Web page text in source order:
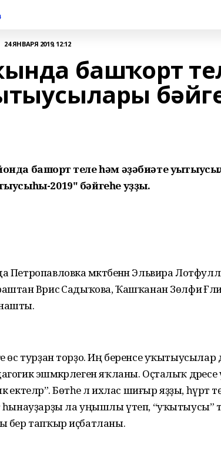
24 ЯНВАРЯ 2019, 12:12
башҡорт
башҡорт теле һәм әҙәбиәте
2019" бәйгеһе уҙҙы.
Петропавловка мәктәбенән Эльвира
Вәрисә Садыҡова, Ҡашҡанан Зөлфиә
өс турҙан торҙо. Иң беренсе уҡытыусылар
эшмәкәрлеген яҡланы. Оҫталыҡ
ектеләр”. Бөтәһе лә ихлас шиғыр яҙҙы,
һынауҙарҙы ла уңышлы үтеп, “уҡытыусы”
бер тапҡыр иҫбатланы.